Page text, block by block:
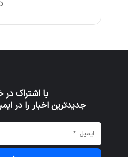
با اشتراک در
جدیدترین اخبار را در